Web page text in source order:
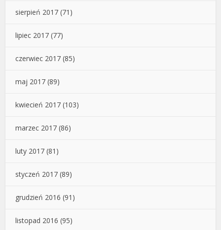
sierpień 2017 (71)
lipiec 2017 (77)
czerwiec 2017 (85)
maj 2017 (89)
kwiecień 2017 (103)
marzec 2017 (86)
luty 2017 (81)
styczeń 2017 (89)
grudzień 2016 (91)
listopad 2016 (95)